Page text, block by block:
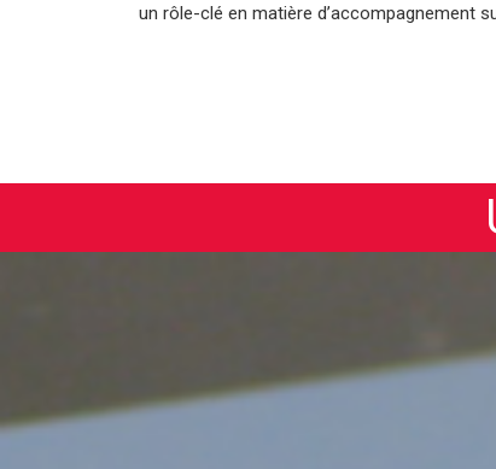
un rôle-clé en matière d’accompagnement